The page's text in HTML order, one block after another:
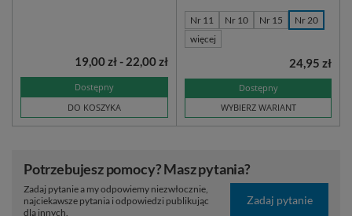
Dostępny
DO KOSZYKA
19,00 zł - 22,00 zł
Nr 11 Nr 10 Nr 15
Nr 20
więcej
Dostępny
WYBIERZ WARIANT
24,95 zł
Potrzebujesz pomocy? Masz pytania?
Zadaj pytanie a my odpowiemy niezwłocznie,
najciekawsze pytania i odpowiedzi publikując
dla innych.
Zadaj pytanie